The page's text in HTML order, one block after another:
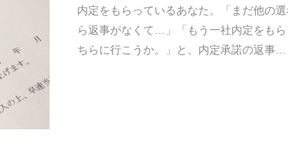
内定をもらっているあなた。「まだ他の
ら返事がなくて…」「もう一社内定をも
ちらに行こうか。」と、内定承諾の返事…